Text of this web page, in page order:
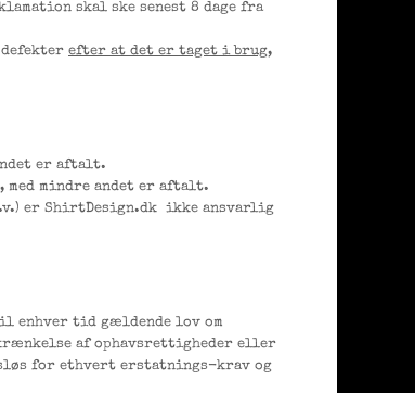
skal ske senest 8 dage fra
efter at det er taget i brug,
er aftalt.
mindre andet er aftalt.
er ShirtDesign.dk ikke ansvarlig
enhver tid gældende lov om
af ophavsrettigheder eller
for ethvert erstatnings-krav og